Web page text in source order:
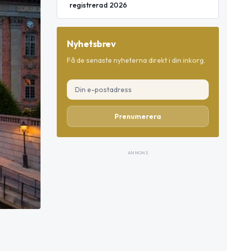
registrerad 2026
Nyhetsbrev
Få de senaste nyheterna direkt i din inkorg.
Prenumerera
ANNONS